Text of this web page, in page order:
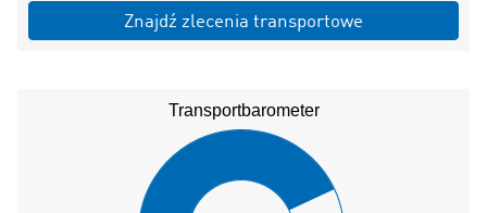
Znajdź zlecenia transportowe